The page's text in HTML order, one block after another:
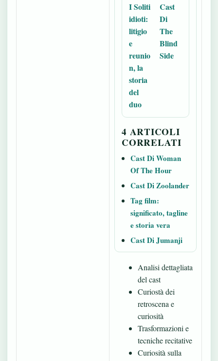
I Soliti
idioti:
litigio
e
reunio
n, la
storia
del
duo
Cast
Di
The
Blind
Side
4 ARTICOLI
CORRELATI
Cast Di Woman
Of The Hour
Cast Di Zoolander
Tag film:
significato, tagline
e storia vera
Cast Di Jumanji
Analisi dettagliata
del cast
Curiostà dei
retroscena e
curiosità
Trasformazioni e
tecniche recitative
Curiosità sulla